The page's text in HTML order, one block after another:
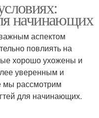
начинающих
аспектом
повлиять на
хорошо ухожены и
уверенным и
мы рассмотрим
для начинающих.